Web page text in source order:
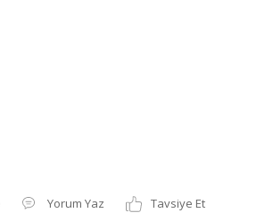
Yorum Yaz
Tavsiye Et